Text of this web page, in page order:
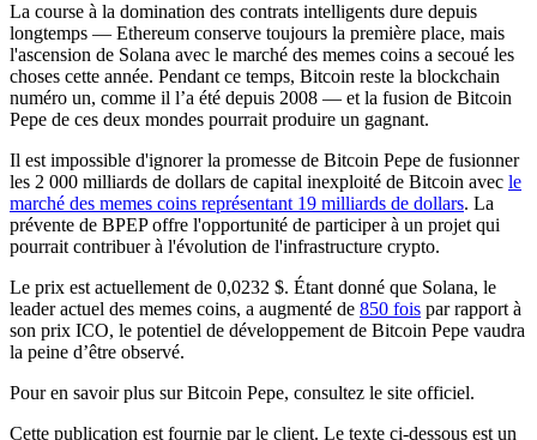
La course à la domination des contrats intelligents dure depuis
longtemps — Ethereum conserve toujours la première place, mais
l'ascension de Solana avec le marché des memes coins a secoué les
choses cette année. Pendant ce temps, Bitcoin reste la blockchain
numéro un, comme il l’a été depuis 2008 — et la fusion de Bitcoin
Pepe de ces deux mondes pourrait produire un gagnant.
Il est impossible d'ignorer la promesse de Bitcoin Pepe de fusionner
les 2 000 milliards de dollars de capital inexploité de Bitcoin avec le
marché des memes coins représentant 19 milliards de dollars. La
prévente de BPEP offre l'opportunité de participer à un projet qui
pourrait contribuer à l'évolution de l'infrastructure crypto.
Le prix est actuellement de 0,0232 $. Étant donné que Solana, le
leader actuel des memes coins, a augmenté de 850 fois par rapport à
son prix ICO, le potentiel de développement de Bitcoin Pepe vaudra
la peine d’être observé.
Pour en savoir plus sur Bitcoin Pepe, consultez le site officiel.
Cette publication est fournie par le client. Le texte ci-dessous est un